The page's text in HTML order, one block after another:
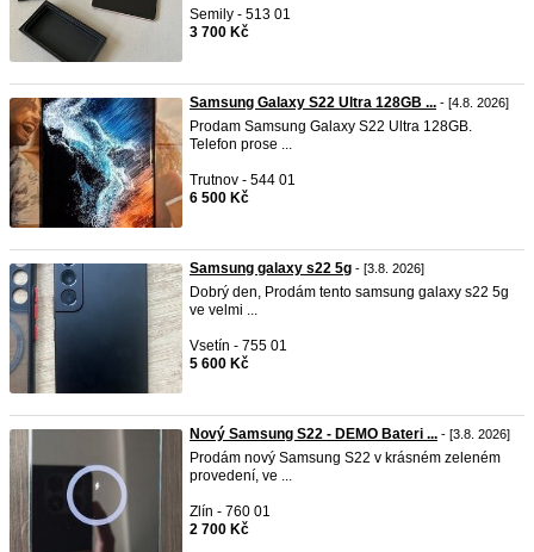
Semily - 513 01
3 700 Kč
Samsung Galaxy S22 Ultra 128GB ... - [4.8. 2026]
Prodam Samsung Galaxy S22 Ultra 128GB.
Telefon prose ...
Trutnov - 544 01
6 500 Kč
Samsung galaxy s22 5g - [3.8. 2026]
Dobrý den, Prodám tento samsung galaxy s22 5g
ve velmi ...
Vsetín - 755 01
5 600 Kč
Nový Samsung S22 - DEMO Bateri ... - [3.8. 2026]
Prodám nový Samsung S22 v krásném zeleném
provedení, ve ...
Zlín - 760 01
2 700 Kč